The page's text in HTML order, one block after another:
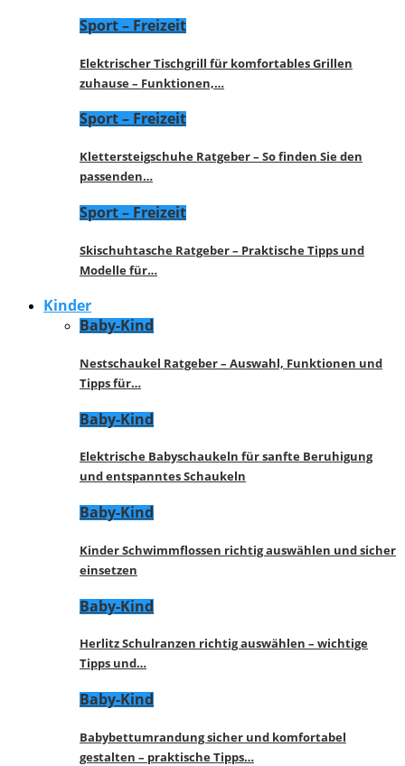
Sport – Freizeit
Elektrischer Tischgrill für komfortables Grillen
zuhause – Funktionen,…
Sport – Freizeit
Klettersteigschuhe Ratgeber – So finden Sie den
passenden…
Sport – Freizeit
Skischuhtasche Ratgeber – Praktische Tipps und
Modelle für…
Kinder
Baby-Kind
Nestschaukel Ratgeber – Auswahl, Funktionen und
Tipps für…
Baby-Kind
Elektrische Babyschaukeln für sanfte Beruhigung
und entspanntes Schaukeln
Baby-Kind
Kinder Schwimmflossen richtig auswählen und sicher
einsetzen
Baby-Kind
Herlitz Schulranzen richtig auswählen – wichtige
Tipps und…
Baby-Kind
Babybettumrandung sicher und komfortabel
gestalten – praktische Tipps…